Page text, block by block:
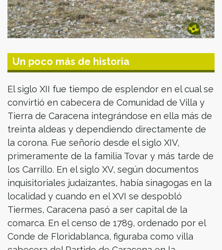
Un poco más de historia
El siglo XII fue tiempo de esplendor en el cual se
convirtió en cabecera de Comunidad de Villa y
Tierra de Caracena integrándose en ella más de
treinta aldeas y dependiendo directamente de
la corona. Fue señorío desde el siglo XIV,
primeramente de la familia Tovar y más tarde de
los Carrillo. En el siglo XV, según documentos
inquisitoriales judaizantes, había sinagogas en la
localidad y cuando en el XVI se despobló
Tiermes, Caracena pasó a ser capital de la
comarca. En el censo de 1789, ordenado por el
Conde de Floridablanca, figuraba como villa